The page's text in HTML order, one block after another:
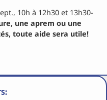
10h à 12h30 et 13h30-
une aprem ou une
toute aide sera utile!